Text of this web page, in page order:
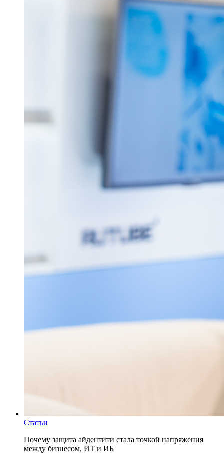
Статьи
Почему защита айдентити стала точкой напряжения
между бизнесом, ИТ и ИБ